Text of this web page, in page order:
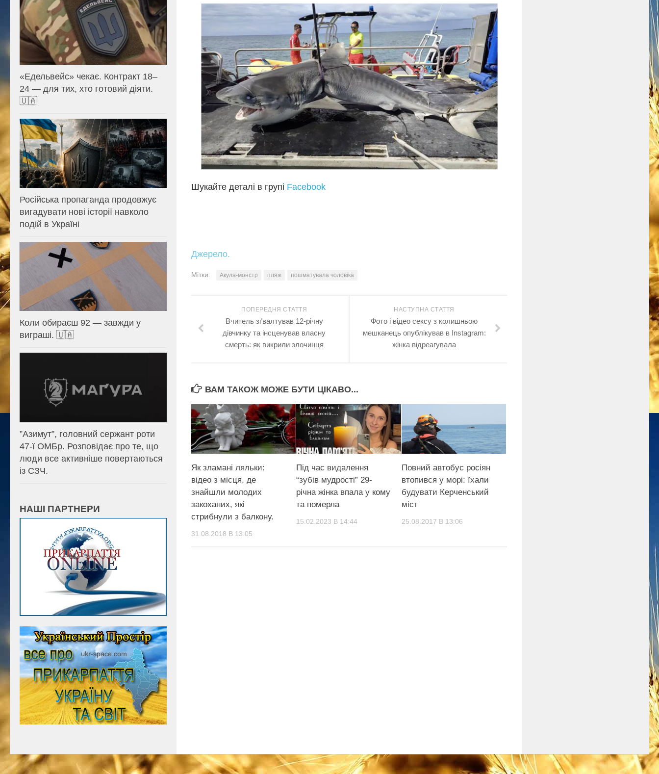
Шукайте деталі в групі Facebook
Джерело.
Мітки: Акула-монстр пляж пошматувала чоловіка
НАСТУПНА СТАТТЯ
Фото і відео сексу з колишньою
мешканець опублікував в Instagram:
жінка відреагувала
ПОПЕРЕДНЯ СТАТТЯ
Вчитель зґвалтував 12-річну
дівчинку та інсценував власну
смерть: як викрили злочинця
ВАМ ТАКОЖ МОЖЕ БУТИ ЦІКАВО...
Як зламані ляльки:
відео з місця, де
знайшли молодих
закоханих, які
стрибнули з балкону.
31.08.2018 В 13:05
Під час видалення
“зубів мудрості” 29-
річна жінка впала у кому
та померла
15.02.2023 В 14:44
Повний автобус росіян
втопився у морі: їхали
будувати Керченський
міст
25.08.2017 В 13:06
«Едельвейс» чекає. Контракт 18–
24 — для тих, хто готовий діяти.
🇺🇦
Російська пропаганда продовжує
вигадувати нові історії навколо
подій в Україні
Коли обираєш 92 — завжди у
виграші. 🇺🇦
⁨”Азимут”, головний сержант роти
47-ї ОМБр. Розповідає про те, що
люди все активніше повертаються
із СЗЧ.
НАШІ ПАРТНЕРИ